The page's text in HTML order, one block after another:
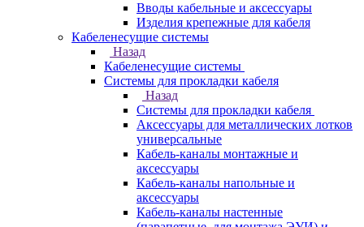
Вводы кабельные и аксессуары
Изделия крепежные для кабеля
Кабеленесущие системы
Назад
Кабеленесущие системы
Системы для прокладки кабеля
Назад
Системы для прокладки кабеля
Аксессуары для металлических лотков
универсальные
Кабель-каналы монтажные и
аксессуары
Кабель-каналы напольные и
аксессуары
Кабель-каналы настенные